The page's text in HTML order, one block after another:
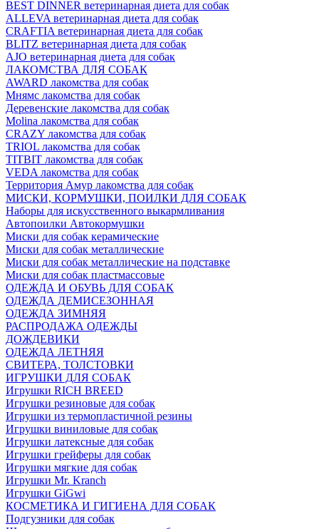
BEST DINNER ветеринарная диета для собак
ALLEVA ветеринарная диета для собак
CRAFTIA ветеринарная диета для собак
BLITZ ветеринарная диета для собак
AJO ветеринарная диета для собак
ЛАКОМСТВА ДЛЯ СОБАК
AWARD лакомства для собак
Мнямс лакомства для собак
Деревенские лакомства для собак
Molina лакомства для собак
CRAZY лакомства для собак
TRIOL лакомства для собак
TITBIT лакомства для собак
VEDA лакомства для собак
Территория Амур лакомства для собак
МИСКИ, КОРМУШКИ, ПОИЛКИ ДЛЯ СОБАК
Наборы для искусственного выкармливания
Автопоилки Автокормушки
Миски для собак керамические
Миски для собак металлические
Миски для собак металлические на подставке
Миски для собак пластмассовые
ОДЕЖДА И ОБУВЬ ДЛЯ СОБАК
ОДЕЖДА ДЕМИСЕЗОННАЯ
ОДЕЖДА ЗИМНЯЯ
РАСПРОДАЖА ОДЕЖДЫ
ДОЖДЕВИКИ
ОДЕЖДА ЛЕТНЯЯ
СВИТЕРА, ТОЛСТОВКИ
ИГРУШКИ ДЛЯ СОБАК
Игрушки RICH BREED
Игрушки резиновые для собак
Игрушки из термопластичной резины
Игрушки виниловые для собак
Игрушки латексные для собак
Игрушки грейферы для собак
Игрушки мягкие для собак
Игрушки Mr. Kranch
Игрушки GiGwi
КОСМЕТИКА И ГИГИЕНА ДЛЯ СОБАК
Подгузники для собак